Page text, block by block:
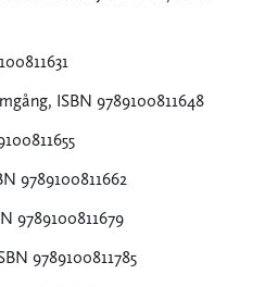
ISBN 9789100811648
9789100811662
9789100811679
9789100811785